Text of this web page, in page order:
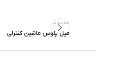
جدیدتر
میل پلوس ماشین کنترلی